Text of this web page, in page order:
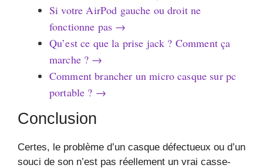
Si votre AirPod gauche ou droit ne
fonctionne pas →
Qu’est ce que la prise jack ? Comment ça
marche ? →
Comment brancher un micro casque sur pc
portable ? →
Conclusion
Certes, le problème d’un casque défectueux ou d’un
souci de son n’est pas réellement un vrai casse-